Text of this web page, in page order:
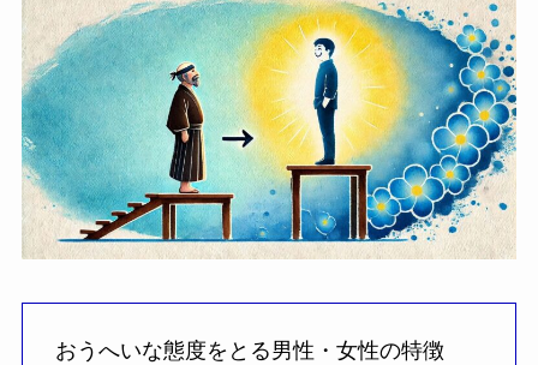
おうへいな態度をとる男性・女性の特徴